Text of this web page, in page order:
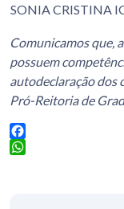
SONIA CRISTINA
Comunicamos que,
possuem
autodeclaração dos
Pró-Reitoria de
Facebook